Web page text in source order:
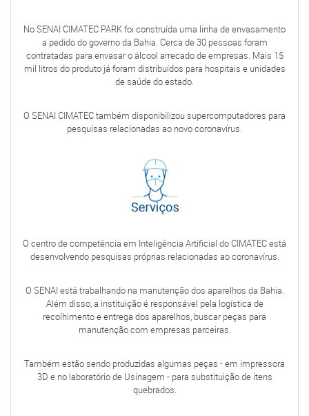
No SENAI CIMATEC PARK foi construída uma linha de envasamento
a pedido do governo da Bahia. Cerca de 30 pessoas foram
contratadas para envasar o álcool arrecado de empresas. Mais 15
mil litros do produto já foram distribuídos para hospitais e unidades
de saúde do estado.
O SENAI CIMATEC também disponibilizou supercomputadores para
pesquisas relacionadas ao novo coronavírus.
O centro de competência em Inteligência Artificial do CIMATEC está
desenvolvendo pesquisas próprias relacionadas ao coronavírus.
O SENAI está trabalhando na manutenção dos aparelhos da Bahia.
Além disso, a instituição é responsável pela logística de
recolhimento e entrega dos aparelhos, buscar peças para
manutenção com empresas parceiras.
Também estão sendo produzidas algumas peças - em impressora
3D e no laboratório de Usinagem - para substituição de itens
quebrados.